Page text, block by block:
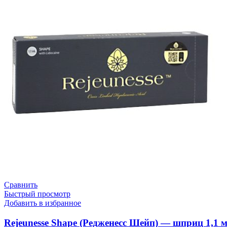
Сравнить
Быстрый просмотр
Добавить в избранное
Rejeunesse Shape (Редженесс Шейп) — шприц 1,1